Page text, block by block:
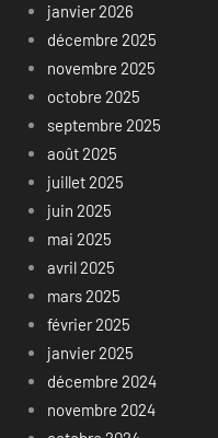
janvier 2026
décembre 2025
novembre 2025
octobre 2025
septembre 2025
août 2025
juillet 2025
juin 2025
mai 2025
avril 2025
mars 2025
février 2025
janvier 2025
décembre 2024
novembre 2024